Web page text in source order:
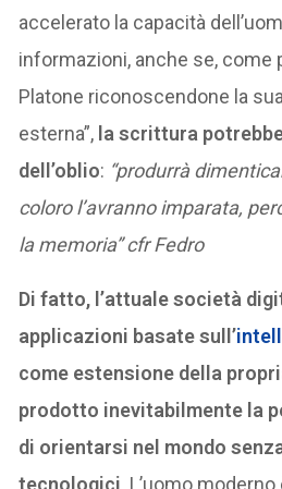
accelerato la capacità
informazioni, anche se, come
Platone riconoscendone la
esterna”, la scrittura
dell’oblio: “produrrà
coloro l’avranno imparata,
la memoria” cfr Fedro
Di fatto, l’attuale società
applicazioni basate sull’
come estensione della
prodotto inevitabilmente la
di orientarsi nel mondo
tecnologici . L’uomo